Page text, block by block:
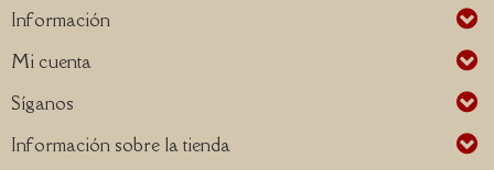
Información
Mi cuenta
Síganos
Información sobre la tienda